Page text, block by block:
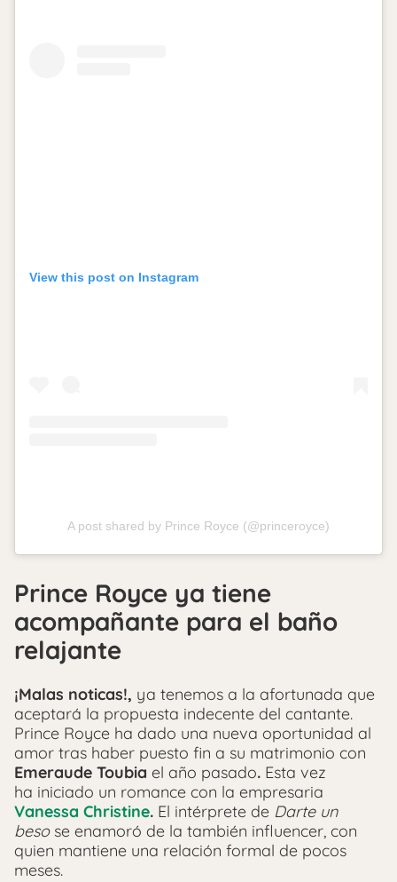
View this post on Instagram
A post shared by Prince Royce (@princeroyce)
Prince Royce ya tiene
acompañante para el baño
relajante
¡Malas noticas!, ya tenemos a la afortunada que
aceptará la propuesta indecente del cantante.
Prince Royce ha dado una nueva oportunidad al
amor tras haber puesto fin a su matrimonio con
Emeraude Toubia el año pasado. Esta vez
ha iniciado un romance con la empresaria
Vanessa Christine. El intérprete de Darte un
beso se enamoró de la también influencer, con
quien mantiene una relación formal de pocos
meses.